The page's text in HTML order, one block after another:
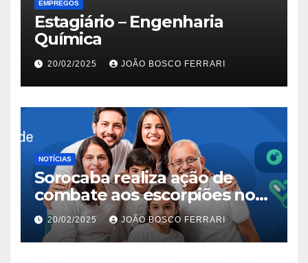
EMPREGOS
Estagiário – Engenharia
Química
20/02/2025 JOÃO BOSCO FERRARI
NOTÍCIAS
Sorocaba realiza ação de
combate aos escorpiões no
Jardim São Carlos
20/02/2025 JOÃO BOSCO FERRARI